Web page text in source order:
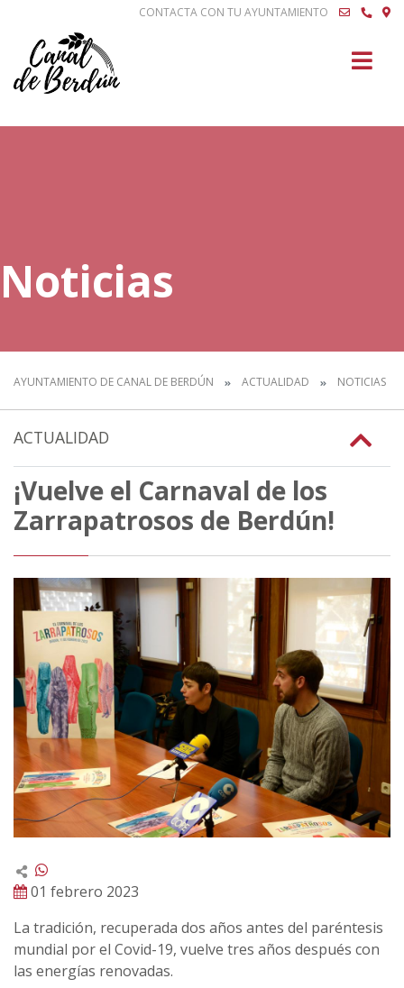
CONTACTA CON TU AYUNTAMIENTO
Noticias
AYUNTAMIENTO DE CANAL DE BERDÚN ACTUALIDAD NOTICIAS
ACTUALIDAD
¡Vuelve el Carnaval de los
Zarrapatrosos de Berdún!
01 febrero 2023
La tradición, recuperada dos años antes del paréntesis
mundial por el Covid-19, vuelve tres años después con
las energías renovadas.